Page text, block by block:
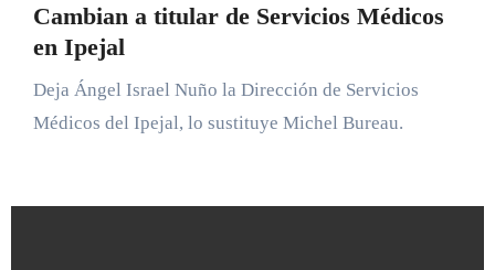
Cambian a titular de Servicios Médicos
en Ipejal
Deja Ángel Israel Nuño la Dirección de Servicios
Médicos del Ipejal, lo sustituye Michel Bureau.